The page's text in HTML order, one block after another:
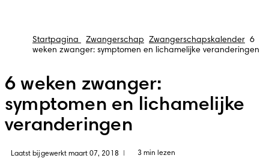
Startpagina Zwangerschap Zwangerschapskalender 6
weken zwanger: symptomen en lichamelijke veranderingen
6 weken zwanger:
symptomen en lichamelijke
veranderingen
Laatst bijgewerkt maart 07, 2018 3 min lezen